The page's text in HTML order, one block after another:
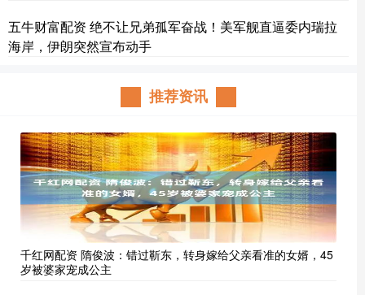
五牛财富配资 绝不让兄弟孤军奋战！美军舰直逼委内瑞拉
海岸，伊朗突然宣布动手
推荐资讯
千红网配资 隋俊波：错过靳东，转身嫁给父亲看准的女婿，45
岁被婆家宠成公主